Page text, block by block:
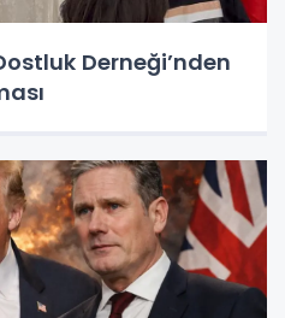
Derneği’nden